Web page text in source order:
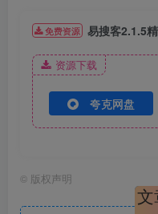
免费资源 易搜客2.1.5
资源下载
夸克网盘
© 版权声明